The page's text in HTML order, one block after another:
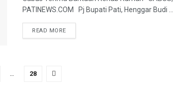
PATINEWS.COM Pj Bupati Pati, Henggar Budi ...
READ MOREDETAILS
… 28